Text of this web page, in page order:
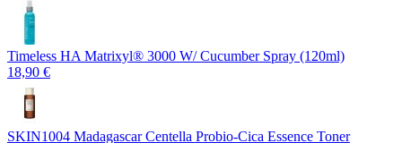
Timeless HA Matrixyl®️ 3000 W/ Cucumber Spray (120ml)
18,90 €
SKIN1004 Madagascar Centella Probio-Cica Essence Toner